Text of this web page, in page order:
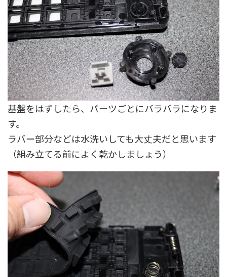
基盤をはずしたら、パーツごとにバラバラになりま
す。
ラバー部分などは水洗いしても大丈夫だと思います
（組み立てる前によく乾かしましょう）